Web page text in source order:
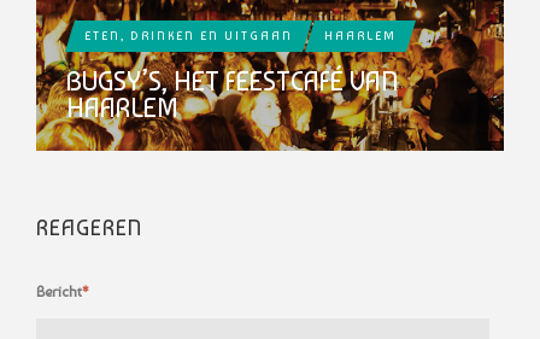
ETEN, DRINKEN EN UITGAAN HAARLEM
BUGSY’S, HET FEESTCAFÉ VAN
HAARLEM
REAGEREN
Bericht*